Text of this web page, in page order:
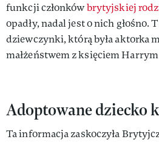
funkcji członkówbrytyjskiej
opadły, nadal jest o nich głośno.
dziewczynki, którą była aktorka
małżeństwem z księciem
Adoptowane dziecko
Ta informacja zaskoczyła